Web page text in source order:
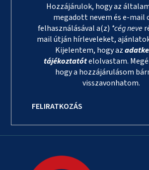
Hozzájárulok, hogy az
megadott nevem és e-mail
felhasználásával a(z) *cég neve
mail útján hírleveleket,
Kijelentem, hogy az
tájékoztatótelolvastam.
hogy a hozzájárulásom
visszavonhatom.
FELIRATKOZÁS